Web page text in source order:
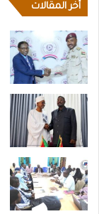
أخر المقالات